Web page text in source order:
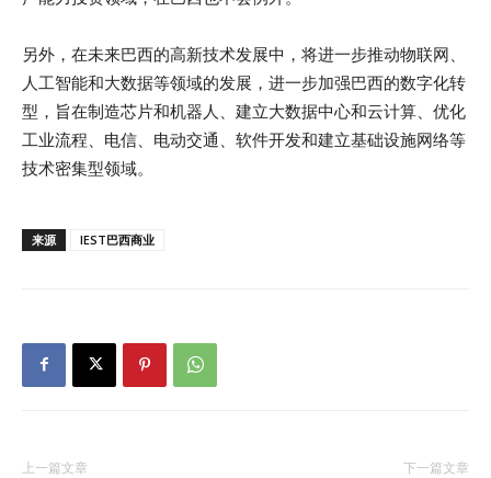
另外，在未来巴西的高新技术发展中，将进一步推动物联网、
人工智能和大数据等领域的发展，进一步加强巴西的数字化转
型，旨在制造芯片和机器人、建立大数据中心和云计算、优化
工业流程、电信、电动交通、软件开发和建立基础设施网络等
技术密集型领域。
来源 IEST巴西商业
上一篇文章 下一篇文章